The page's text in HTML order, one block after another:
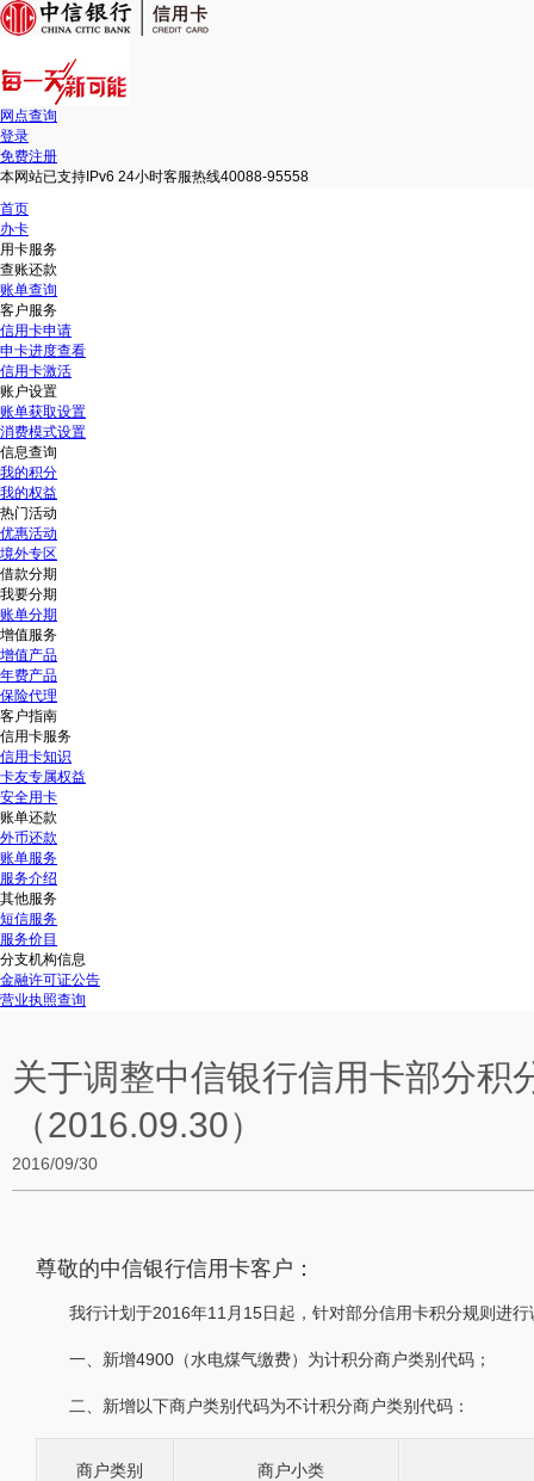
网点查询
登录
免费注册
本网站已支持IPv6 24小时客服热线40088-95558
首页
办卡
用卡服务
查账还款
账单查询
客户服务
信用卡申请
申卡进度查看
信用卡激活
账户设置
账单获取设置
消费模式设置
信息查询
我的积分
我的权益
热门活动
优惠活动
境外专区
借款分期
我要分期
账单分期
增值服务
增值产品
年费产品
保险代理
客户指南
信用卡服务
信用卡知识
卡友专属权益
安全用卡
账单还款
外币还款
账单服务
服务介绍
其他服务
短信服务
服务价目
分支机构信息
金融许可证公告
营业执照查询
关于调整中信银行信用卡部分积
（2016.09.30）
2016/09/30
尊敬的中信银行信用卡客户：
我行计划于2016年11月15日起，针对部分信用卡积分规则进
一、新增4900（水电煤气缴费）为计积分商户类别代码；
二、新增以下商户类别代码为不计积分商户类别代码：
商户类别 商户小类